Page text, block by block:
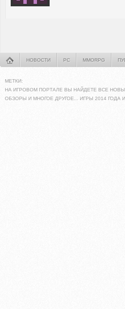
НОВОСТИ PC MMORPG
МЕТКИ:
НА ИГРОВОМ ПОРТАЛЕ ВЫ НАЙДЕТЕ ВСЕ
ОБЗОРЫ И МНОГОЕ ДРУГОЕ... ИГРЫ 2014 ГОДА